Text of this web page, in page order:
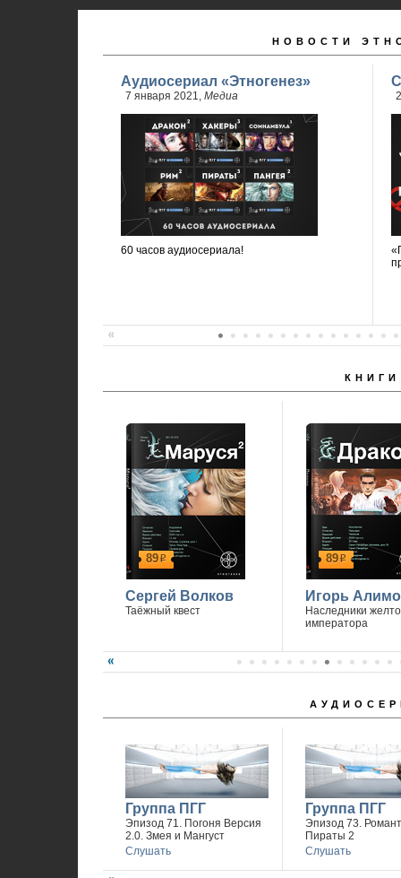
НОВОСТИ
Аудиосериал «Этногенез»
7 января 2021, Медиа
60 часов аудиосериала!
КНИГИ
89р
Сергей Волков
Таёжный квест
89р
Игорь
Наследники
императора
Группа ПГГ
Эпизод 71. Погоня Версия
2.0. Змея и Мангуст
Слушать
Группа ПГГ
Эпизод 73.
Пираты 2
Слушать